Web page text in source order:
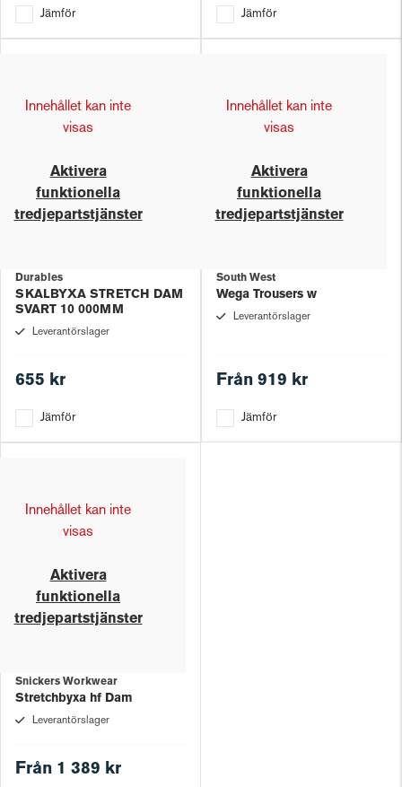
Jämför Jämför
Innehållet kan inte
visas
Aktivera
funktionella
tredjepartstjänster
Durables
SKALBYXA STRETCH DAM
SVART 10 000MM
Leverantörslager
655 kr
Jämför
Innehållet kan inte
visas
Aktivera
funktionella
tredjepartstjänster
South West
Wega Trousers w
Leverantörslager
Från 919 kr
Jämför
Innehållet kan inte
visas
Aktivera
funktionella
tredjepartstjänster
Snickers Workwear
Stretchbyxa hf Dam
Leverantörslager
Från 1 389 kr